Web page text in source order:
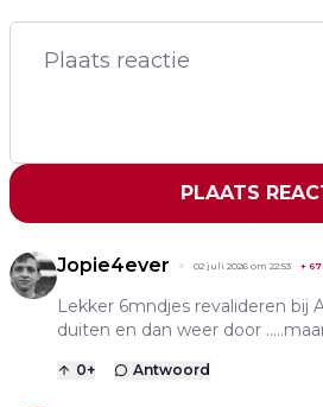
PLAATS
Jopie4ever 02 juli 2026 om 22:53 +
Lekker 6mndjes revalideren bij
duiten en dan weer door
0+ Antwoord